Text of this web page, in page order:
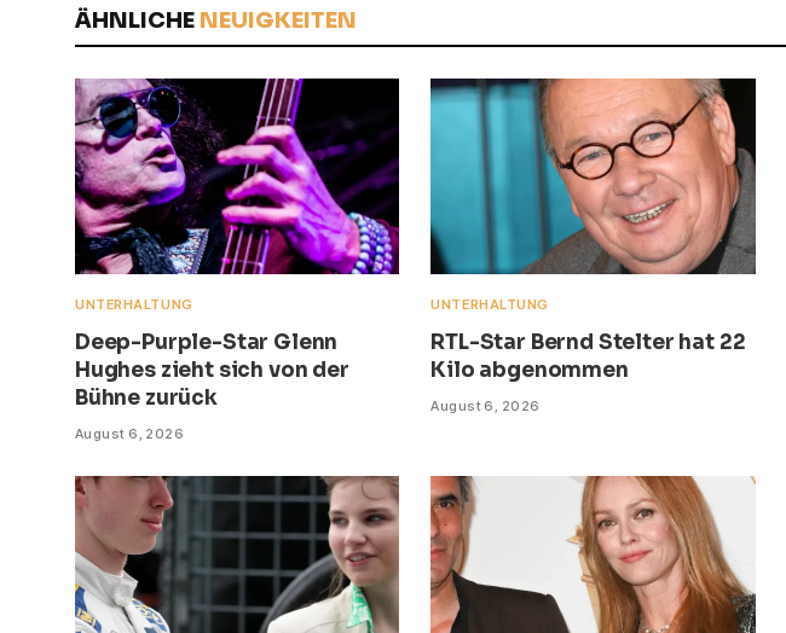
ÄHNLICHE NEUIGKEITEN
UNTERHALTUNG
Deep-Purple-Star Glenn
Hughes zieht sich von der
Bühne zurück
August 6, 2026
UNTERHALTUNG
RTL-Star Bernd Stelter hat 22
Kilo abgenommen
August 6, 2026